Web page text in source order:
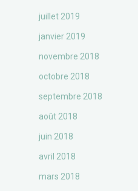
juillet 2019
janvier 2019
novembre 2018
octobre 2018
septembre 2018
août 2018
juin 2018
avril 2018
mars 2018